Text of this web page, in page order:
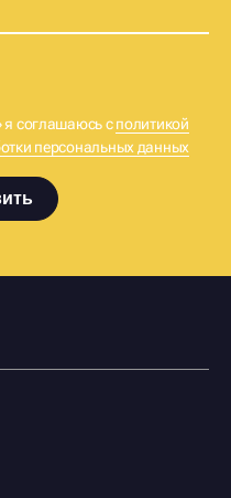
я соглашаюсь сполитикой
персональных данных